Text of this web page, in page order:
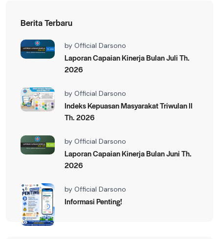
Berita Terbaru
by Official Darsono
Laporan Capaian Kinerja Bulan Juli Th.
2026
by Official Darsono
Indeks Kepuasan Masyarakat Triwulan II
Th. 2026
by Official Darsono
Laporan Capaian Kinerja Bulan Juni Th.
2026
by Official Darsono
Informasi Penting!